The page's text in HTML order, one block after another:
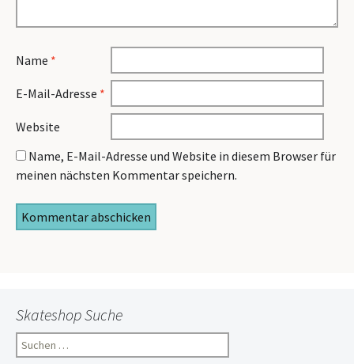
Name *
E-Mail-Adresse *
Website
Name, E-Mail-Adresse und Website in diesem Browser für
meinen nächsten Kommentar speichern.
Skateshop Suche
Suchen
nach: